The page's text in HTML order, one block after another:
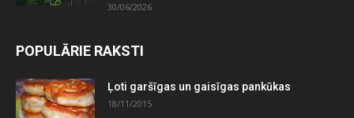
30/06/2026
POPULĀRIE RAKSTI
Ļoti garšīgas un gaisīgas pankūkas
18/11/2015